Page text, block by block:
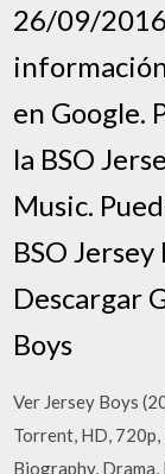
26/09/
en Google.
la BSO
Music.
BSO
Descargar
Boys
Ver Jersey Boys
Torrent, HD,
Biography,